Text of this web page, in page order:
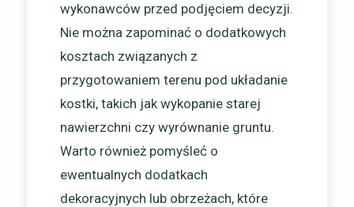
wykonawców przed podjęciem decyzji.
Nie można zapominać o dodatkowych
kosztach związanych z
przygotowaniem terenu pod układanie
kostki, takich jak wykopanie starej
nawierzchni czy wyrównanie gruntu.
Warto również pomyśleć o
ewentualnych dodatkach
dekoracyjnych lub obrzeżach, które